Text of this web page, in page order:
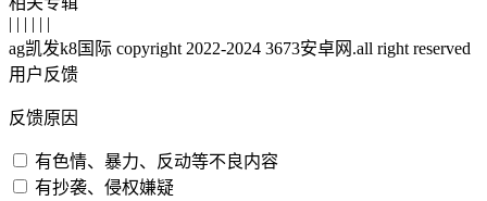
| | | | | |
ag凯发k8国际 copyright 2022-2024 3673安卓网.all right reserved
用户反馈
反馈原因
有色情、暴力、反动等不良内容
有抄袭、侵权嫌疑